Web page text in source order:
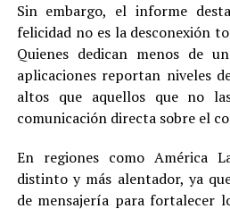
Sin embargo, el informe
felicidad no es la desconexión
Quienes dedican menos de
aplicaciones reportan niveles
altos que aquellos que no
comunicación directa sobre el
En regiones como América
distinto y más alentador, ya
de mensajería para fortalecer